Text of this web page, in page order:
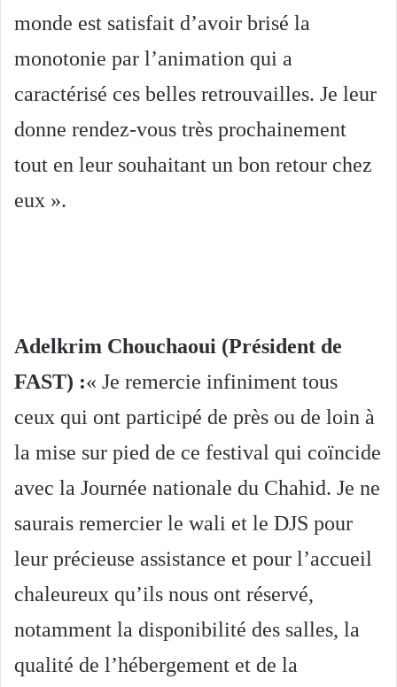
monde est satisfait d’avoir brisé la
monotonie par l’animation qui a
caractérisé ces belles retrouvailles. Je leur
donne rendez-vous très prochainement
tout en leur souhaitant un bon retour chez
eux ».
Adelkrim Chouchaoui (Président de
FAST) :« Je remercie infiniment tous
ceux qui ont participé de près ou de loin à
la mise sur pied de ce festival qui coïncide
avec la Journée nationale du Chahid. Je ne
saurais remercier le wali et le DJS pour
leur précieuse assistance et pour l’accueil
chaleureux qu’ils nous ont réservé,
notamment la disponibilité des salles, la
qualité de l’hébergement et de la